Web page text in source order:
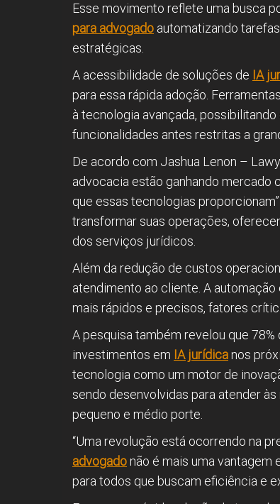
Esse movimento reflete uma busca
para advogado automatizando
estratégicas.
A acessibilidade de soluções de IA
para essa rápida adoção.
à tecnologia avançada,
funcionalidades antes restritas a
De acordo com Jashua Lenon –
advocacia estão ganhando mercado
que essas tecnologias
transformar suas operações,
dos serviços jurídicos.
Além da redução de custos
atendimento ao cliente. A
mais rápidos e precisos, fatores
A pesquisa também revelou que
investimentos em IA jurídicanos
tecnologia como um motor de
sendo desenvolvidas para atender
pequeno e médio porte.
“Uma revolução está ocorrendo na
advogadonão é mais uma
para todos que buscam eficiência e